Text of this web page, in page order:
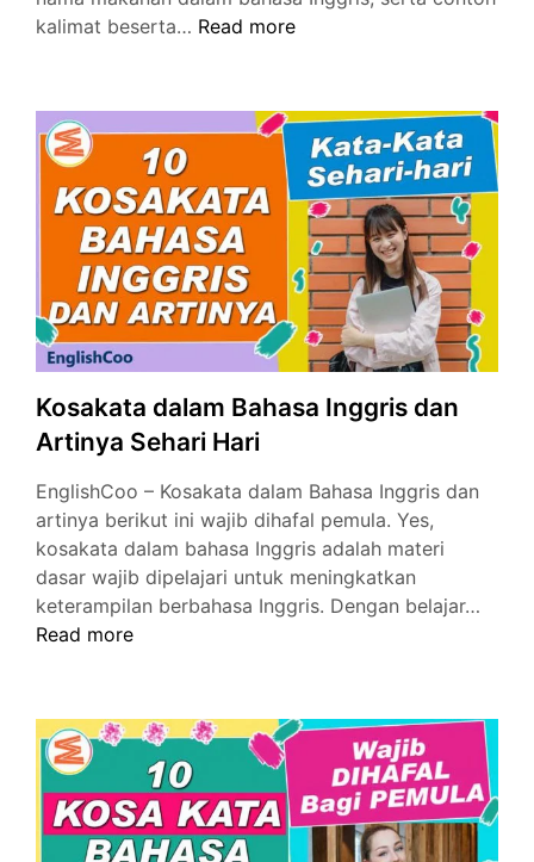
kalimat beserta… Bahasa
dan
Nama
dalam
Bahasa
Inggris
Read more
Kosakata dalam Bahasa Inggris dan
Artinya Sehari Hari
EnglishCoo – Kosakata dalam Bahasa Inggris dan
artinya berikut ini wajib dihafal pemula. Yes,
kosakata dalam bahasa Inggris adalah materi
dasar wajib dipelajari untuk meningkatkan
keterampilan berbahasa Inggris. Dengan belajar…
dan
Sehari
Hari
Read more